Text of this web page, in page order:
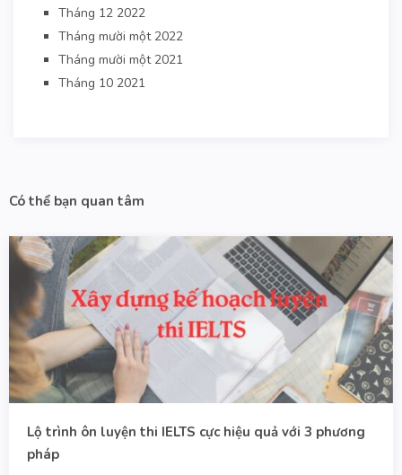
Tháng 12 2022
Tháng mười một 2022
Tháng mười một 2021
Tháng 10 2021
Có thể bạn quan tâm
Lộ trình ôn luyện thi IELTS cực hiệu quả với 3 phương
pháp